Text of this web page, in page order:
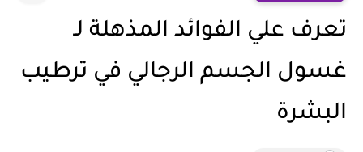
تعرف علي الفوائد المذهلة لـ
غسول الجسم الرجالي في ترطيب
البشرة